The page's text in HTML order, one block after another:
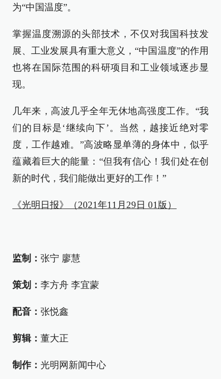
为“中国温度”。
掌握温度溯源的头部技术，不仅对我国科技发
展、工业发展具有重大意义，“中国温度”的作用
也将在国际范围的科研项目和工业领域逐步显
现。
几年来，高波几乎全年无休地高强度工作。“我
们的目标是‘继续向下’。当然，越接近绝对零
度，工作越难。”高波略显单薄的身体中，似乎
蕴藏着巨大的能量：“但我有信心！我们处在创
新的时代，我们能做出更好的工作！”
《光明日报》（2021年11月29日 01版）
监制： 张宁 廖慧
策划： 李方舟 李宜蒙
配音： 张悦鑫
剪辑： 董大正
制作： 光明网新闻中心